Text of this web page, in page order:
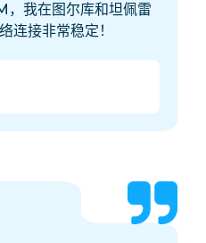
我在图尔库和坦佩雷
连接非常稳定！